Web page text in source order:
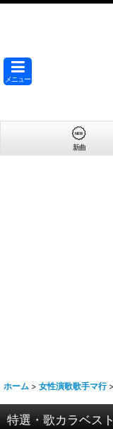
メニュー
新曲
ホーム > 女性演歌歌手マ行 >
特選・歌カラベス